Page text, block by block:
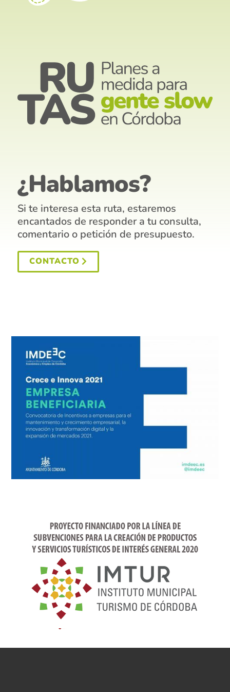
¿Hablamos?
Si te interesa esta ruta, estaremos
encantados de responder a tu consulta,
comentario o petición de presupuesto.
CONTACTO